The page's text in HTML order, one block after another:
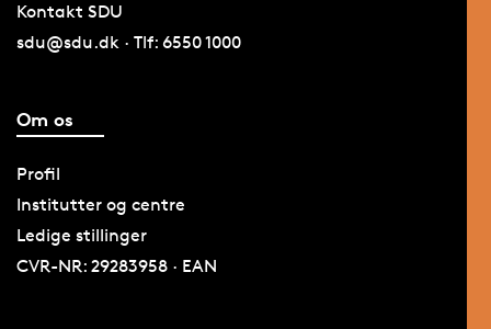
Kontakt SDU
sdu@sdu.dk · Tlf: 6550 1000
Om os
Profil
Institutter og centre
Ledige stillinger
CVR-NR: 29283958 · EAN